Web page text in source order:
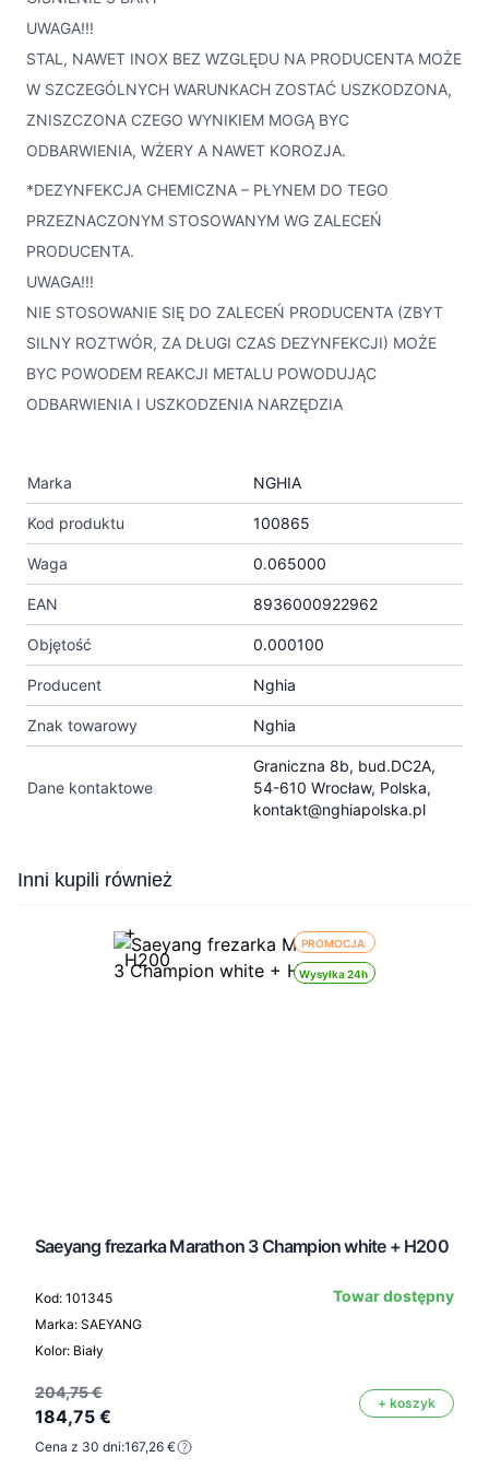
UWAGA!!!
STAL, NAWET INOX BEZ WZGLĘDU NA PRODUCENTA MOŻE
W SZCZEGÓLNYCH WARUNKACH ZOSTAĆ USZKODZONA,
ZNISZCZONA CZEGO WYNIKIEM MOGĄ BYC
ODBARWIENIA, WŻERY A NAWET KOROZJA.
*DEZYNFEKCJA CHEMICZNA – PŁYNEM DO TEGO
PRZEZNACZONYM STOSOWANYM WG ZALECEŃ
PRODUCENTA.
UWAGA!!!
NIE STOSOWANIE SIĘ DO ZALECEŃ PRODUCENTA (ZBYT
SILNY ROZTWÓR, ZA DŁUGI CZAS DEZYNFEKCJI) MOŻE
BYC POWODEM REAKCJI METALU POWODUJĄC
ODBARWIENIA I USZKODZENIA NARZĘDZIA
Marka NGHIA
Kod produktu 100865
Waga 0.065000
EAN 8936000922962
Objętość 0.000100
Producent Nghia
Znak towarowy Nghia
Dane kontaktowe
Graniczna 8b, bud.DC2A,
54-610 Wrocław, Polska,
kontakt@nghiapolska.pl
Press to skip carousel
Inni kupili również
PROMOCJA
Wysyłka 24h
Saeyang frezarka Marathon 3 Champion white + H200
Kod: 101345
Marka: SAEYANG
Kolor: Biały
Towar dostępny
204,75 €
184,75 €
+ koszyk
Cena z 30 dni:167,26 €